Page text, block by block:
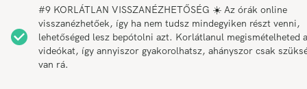
#9 KORLÁTLAN VISSZANÉZHETŐSÉG ☀️ Az órák online
visszanézhetőek, így ha nem tudsz mindegyiken részt venni,
lehetőséged lesz bepótolni azt. Korlátlanul megismételheted a
videókat, így annyiszor gyakorolhatsz, ahányszor csak
van rá.